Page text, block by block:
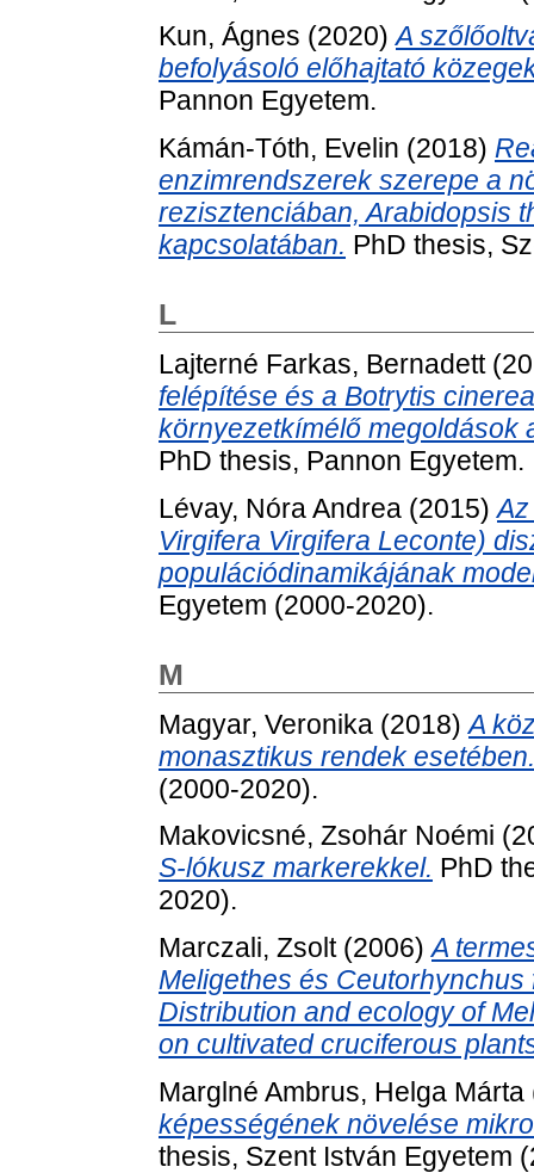
Kun, Ágnes (2020)A
befolyásoló előhajtató
Pannon Egyetem.
Kámán-Tóth, Evelin (2018)
enzimrendszerek szerepe a
rezisztenciában, Arabidopsis
kapcsolatában. PhD thesis,
L
Lajterné Farkas, Bernadett
felépítése és a Botrytis
környezetkímélő megoldások
PhD thesis, Pannon Egyetem.
Lévay, Nóra Andrea (2015)
Virgifera Virgifera Leconte)
populációdinamikájának
Egyetem (2000-2020).
M
Magyar, Veronika (2018)A
monasztikus rendek esetében.
(2000-2020).
Makovicsné, Zsohár Noémi
S-lókusz markerekkel. PhD
2020).
Marczali, Zsolt(2006)A
Meligethes és
Distribution and ecology of
on cultivated cruciferous
Marglné Ambrus, Helga Márta
képességének növelése
thesis, Szent István Egyetem